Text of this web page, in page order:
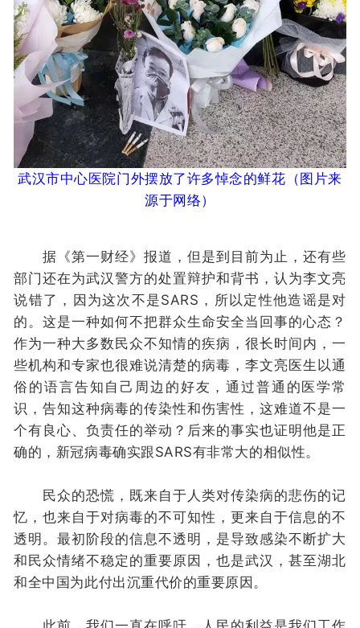
武汉市中心医院门外摆放了许多悼念的鲜花 （图片来
源于网络）
据《第一财经》报道，但是到目前为止，还有些
部门还在为武汉警方的处置辩护和背书，认为李文亮
说错了，因为这次不是SARS，所以定性他造谣是对
的。这是一种如何不把群众生命安全当回事的心态？
作为一种大多数民众不知情的疾病，很长时间内，一
些机构和专家也很难说清楚的病毒，李文亮医生以通
俗的语言告知自己周边的好友，通过普通的医学常
识，告知这种病毒的传染性和伤害性，这难道不是一
个有良心、负责任的举动？后来的事实也证明他是正
确的，新冠病毒确实跟SARS有非常大的相似性。
民众的恐慌，既来自于人类对传染病的悲伤的记
忆，也来自于对病毒的不可知性，更来自于信息的不
透明。最初阶段的信息不透明，是导致感染不断扩大
和民众情绪不稳定的重要原因，也是武汉，甚至湖北
和全中国为此付出沉重代价的重要原因。